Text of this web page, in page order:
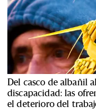
Del casco de albañil
discapacidad: las
el deterioro del